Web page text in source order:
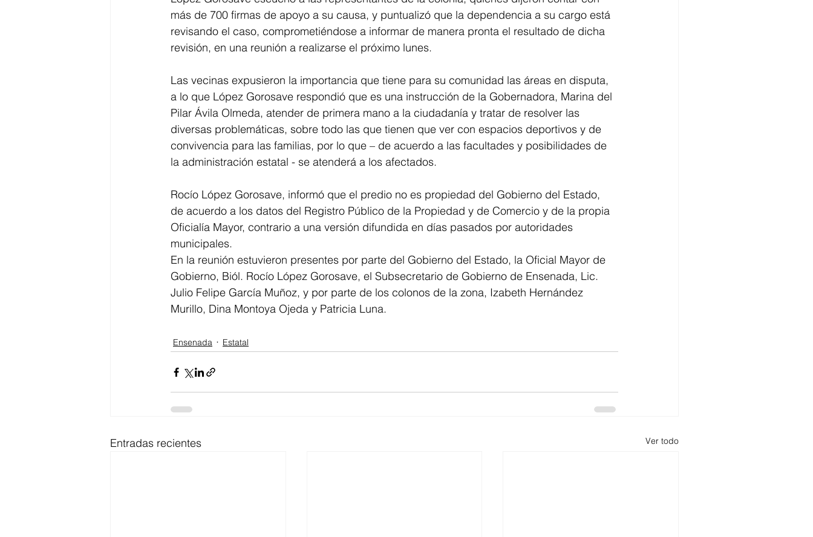
más de 700 firmas de apoyo a su causa, y puntualizó que la dependencia a su cargo está
revisando el caso, comprometiéndose a informar de manera pronta el resultado de dicha
revisión, en una reunión a realizarse el próximo lunes.
Las vecinas expusieron la importancia que tiene para su comunidad las áreas en disputa,
a lo que López Gorosave respondió que es una instrucción de la Gobernadora, Marina del
Pilar Ávila Olmeda, atender de primera mano a la ciudadanía y tratar de resolver las
diversas problemáticas, sobre todo las que tienen que ver con espacios deportivos y de
convivencia para las familias, por lo que – de acuerdo a las facultades y posibilidades de
la administración estatal - se atenderá a los afectados.
Rocío López Gorosave, informó que el predio no es propiedad del Gobierno del Estado,
de acuerdo a los datos del Registro Público de la Propiedad y de Comercio y de la propia
Oficialía Mayor, contrario a una versión difundida en días pasados por autoridades
municipales.
En la reunión estuvieron presentes por parte del Gobierno del Estado, la Oficial Mayor de
Gobierno, Biól. Rocío López Gorosave, el Subsecretario de Gobierno de Ensenada, Lic.
Julio Felipe García Muñoz, y por parte de los colonos de la zona, Izabeth Hernández
Murillo, Dina Montoya Ojeda y Patricia Luna.
Ensenada Estatal
Entradas recientes Ver todo